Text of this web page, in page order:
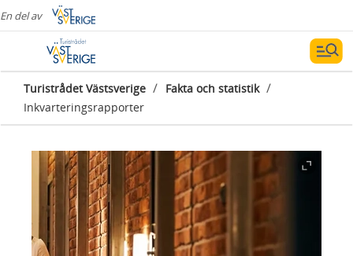
En del av
Turistrådet Västsverige / Fakta och statistik /
Inkvarteringsrapporter